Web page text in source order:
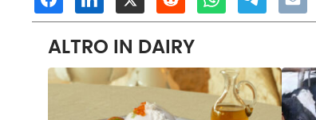
ALTRO IN DAIRY